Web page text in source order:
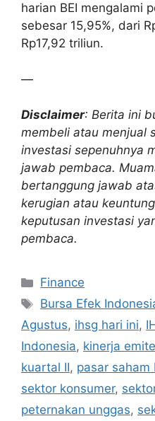
harian BEI mengalami
sebesar 15,95%, dari
Rp17,92 triliun.
—
Disclaimer: Berita ini
membeli atau menjual
investasi sepenuhnya
jawab pembaca.
bertanggung jawab
kerugian atau
keputusan investasi
pembaca.
Categories
Finance
Tags
Bursa Efek
Agustus, ihsg hari ini,
Indonesia, kinerja
kuartal II, pasar saham
sektor konsumer,
peternakan unggas,